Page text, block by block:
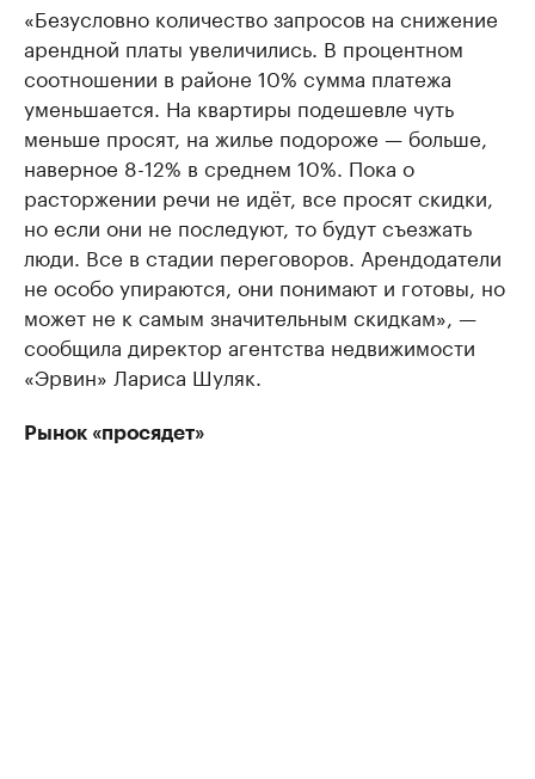
«Безусловно количество запросов на снижение
арендной платы увеличились. В процентном
соотношении в районе 10% сумма платежа
уменьшается. На квартиры подешевле чуть
меньше просят, на жилье подороже — больше,
наверное 8-12% в среднем 10%. Пока о
расторжении речи не идёт, все просят скидки,
но если они не последуют, то будут съезжать
люди. Все в стадии переговоров. Арендодатели
не особо упираются, они понимают и готовы, но
может не к самым значительным скидкам», —
сообщила директор агентства недвижимости
«Эрвин» Лариса Шуляк.
Рынок «просядет»